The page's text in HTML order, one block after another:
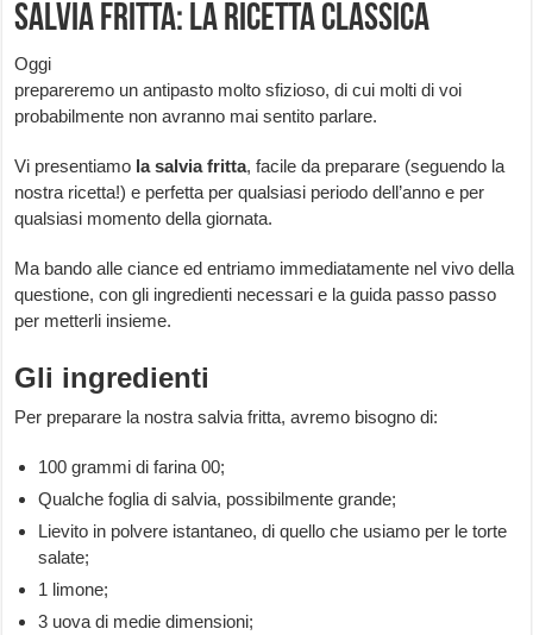
Salvia fritta: la ricetta classica
Oggi
prepareremo un antipasto molto sfizioso, di cui molti di voi
probabilmente non avranno mai sentito parlare.
Vi presentiamo la salvia fritta, facile da preparare (seguendo la
nostra ricetta!) e perfetta per qualsiasi periodo dell’anno e per
qualsiasi momento della giornata.
Ma bando alle ciance ed entriamo immediatamente nel vivo della
questione, con gli ingredienti necessari e la guida passo passo
per metterli insieme.
Gli ingredienti
Per preparare la nostra salvia fritta, avremo bisogno di:
100 grammi di farina 00;
Qualche foglia di salvia, possibilmente grande;
Lievito in polvere istantaneo, di quello che usiamo per le torte
salate;
1 limone;
3 uova di medie dimensioni;